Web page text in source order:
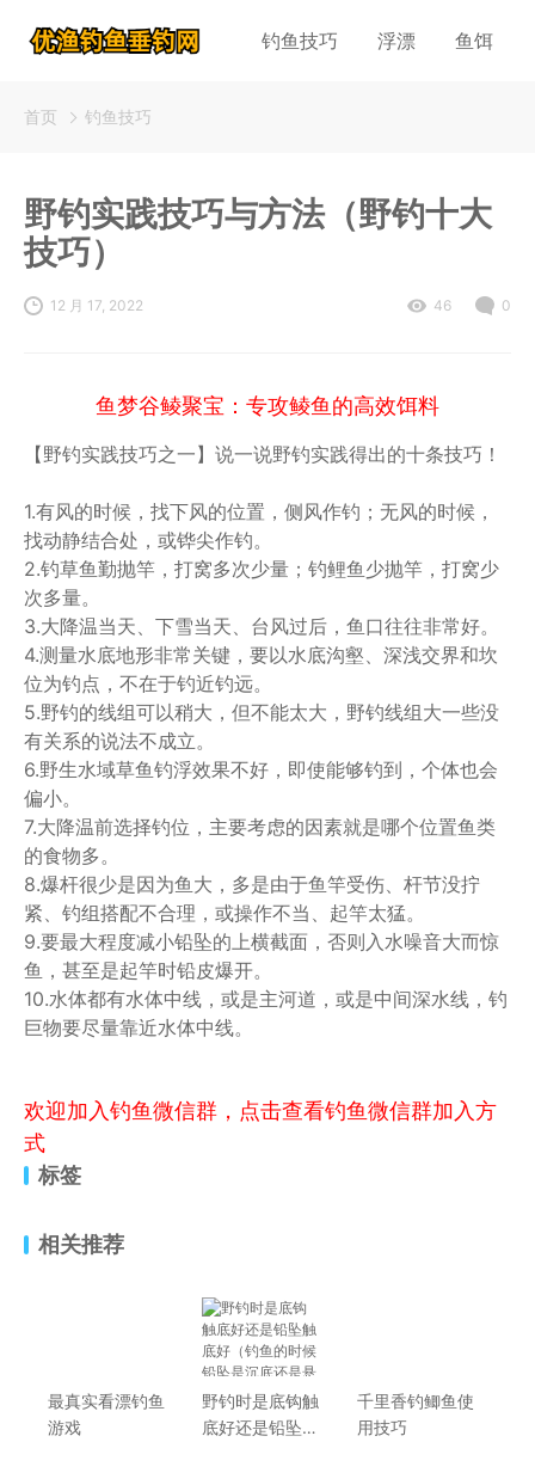
钓鱼技巧 浮漂 鱼饵
首页 钓鱼技巧
野钓实践技巧与方法（野钓十大
技巧）
12 月 17, 2022 46 0
鱼梦谷鲮聚宝：专攻鲮鱼的高效饵料
【野钓实践技巧之一】说一说野钓实践得出的十条技巧！
1.有风的时候，找下风的位置，侧风作钓；无风的时候，
找动静结合处，或铧尖作钓。
2.钓草鱼勤抛竿，打窝多次少量；钓鲤鱼少抛竿，打窝少
次多量。
3.大降温当天、下雪当天、台风过后，鱼口往往非常好。
4.测量水底地形非常关键，要以水底沟壑、深浅交界和坎
位为钓点，不在于钓近钓远。
5.野钓的线组可以稍大，但不能太大，野钓线组大一些没
有关系的说法不成立。
6.野生水域草鱼钓浮效果不好，即使能够钓到，个体也会
偏小。
7.大降温前选择钓位，主要考虑的因素就是哪个位置鱼类
的食物多。
8.爆杆很少是因为鱼大，多是由于鱼竿受伤、杆节没拧
紧、钓组搭配不合理，或操作不当、起竿太猛。
9.要最大程度减小铅坠的上横截面，否则入水噪音大而惊
鱼，甚至是起竿时铅皮爆开。
10.水体都有水体中线，或是主河道，或是中间深水线，钓
巨物要尽量靠近水体中线。
欢迎加入钓鱼微信群，点击查看钓鱼微信群加入方
式
标签
相关推荐
最真实看漂钓鱼
游戏
野钓时是底钩触
底好还是铅坠触
千里香钓鲫鱼使
用技巧